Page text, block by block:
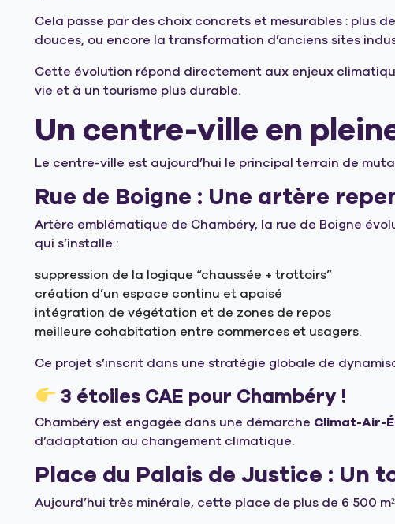
Cela passe par des choix concrets et mesurables : plus
douces, ou encore la transformation d’anciens sites
Cette évolution répond directement aux enjeux
vie et à un tourisme plus durable.
Un centre-ville en
Le centre-ville est aujourd’hui le principal terrain de
Rue de Boigne : Une artère
Artère emblématique de Chambéry, la rue de Boigne
qui s’installe :
suppression de la logique “chaussée + trottoirs”
création d’un espace continu et apaisé
intégration de végétation et de zones de repos
meilleure cohabitation entre commerces et usagers.
Ce projet s’inscrit dans une stratégie globale de
3 étoiles CAE pour Chambéry !
Chambéry est engagée dans une démarche Climat-Air-
d’adaptation au changement climatique.
Place du Palais de Justice : Un
Aujourd’hui très minérale, cette place de plus de 6 500